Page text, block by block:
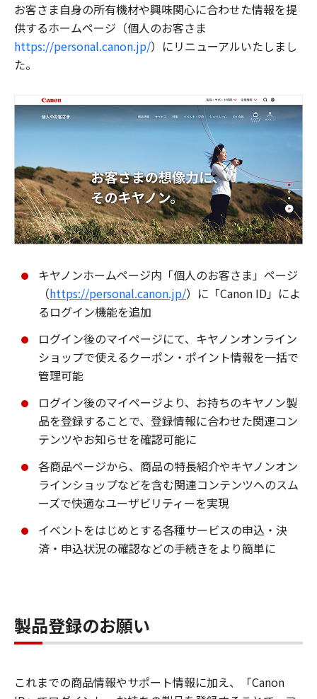
お客さま自身の所有機材や興味関心に合わせた情報を提
供するホームページ（個人のお客さま
https://personal.canon.jp/）にリニューアルいたしまし
た。
キヤノンホームページ内「個人のお客さま」ページ
（https://personal.canon.jp/）に「Canon ID」によ
るログイン機能を追加
ログイン後のマイページにて、キヤノンオンライン
ショップで使えるクーポン・ポイント情報を一括で
管理可能
ログイン後のマイページより、お持ちのキヤノン製
品を登録することで、登録情報に合わせた関連コン
テンツやお知らせを確認可能に
各商品ページから、商品の特長紹介やキヤノンオン
ラインショップなどを含む関連コンテンツへのスム
ーズで快適なユーザビリティーを実現
イベントをはじめとする各種サービスの申込・決
済・申込状況の確認などの手続きをより簡単に
製品登録のお願い
これまでの商品情報やサポート情報に加え、「Canon